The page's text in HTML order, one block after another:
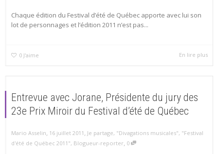
Chaque édition du Festival d’été de Québec apporte avec lui son
lot de personnages et l’édition 2011 n’est pas...
0 J'aime En lire plus
Entrevue avec Jorane, Présidente du jury des
23e Prix Miroir du Festival d’été de Québec
Mario Asselin 16 juillet 2011 Je partage, "Divagations musicales", "Festival
d'été de Québec 2011", Blogueur-reporter 0